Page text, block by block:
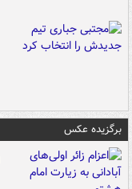
برگزیده عکس